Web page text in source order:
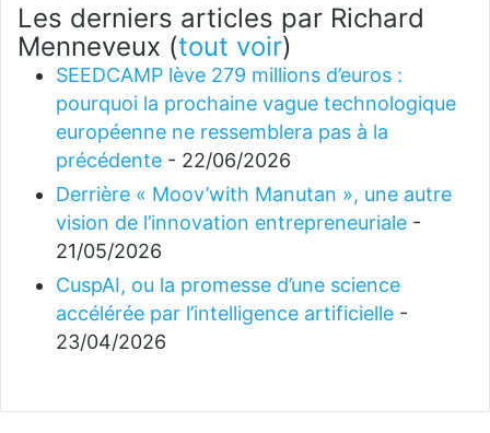
Les derniers articles par Richard
Menneveux (tout voir)
SEEDCAMP lève 279 millions d’euros :
pourquoi la prochaine vague technologique
européenne ne ressemblera pas à la
précédente - 22/06/2026
Derrière « Moov’with Manutan », une autre
vision de l’innovation entrepreneuriale -
21/05/2026
CuspAI, ou la promesse d’une science
accélérée par l’intelligence artificielle -
23/04/2026